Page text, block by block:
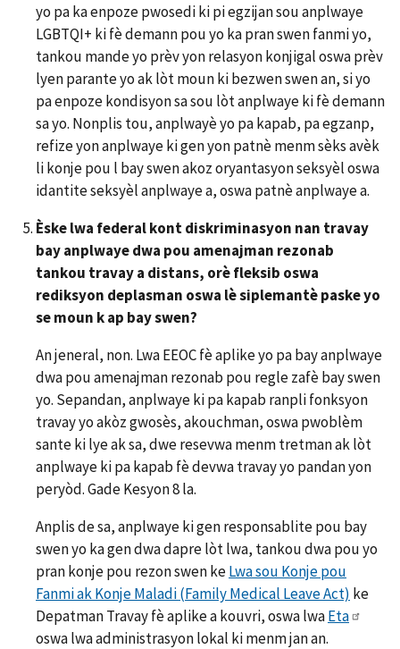
yo pa ka enpoze pwosedi ki pi egzijan sou anplwaye
LGBTQI+ ki fè demann pou yo ka pran swen fanmi yo,
tankou mande yo prèv yon relasyon konjigal oswa prèv
lyen parante yo ak lòt moun ki bezwen swen an, si yo
pa enpoze kondisyon sa sou lòt anplwaye ki fè demann
sa yo. Nonplis tou, anplwayè yo pa kapab, pa egzanp,
refize yon anplwaye ki gen yon patnè menm sèks avèk
li konje pou l bay swen akoz oryantasyon seksyèl oswa
idantite seksyèl anplwaye a, oswa patnè anplwaye a.
Èske lwa federal kont diskriminasyon nan travay
bay anplwaye dwa pou amenajman rezonab
tankou travay a distans, orè fleksib oswa
rediksyon deplasman oswa lè siplemantè paske yo
se moun k ap bay swen?
An jeneral, non. Lwa EEOC fè aplike yo pa bay anplwaye
dwa pou amenajman rezonab pou regle zafè bay swen
yo. Sepandan, anplwaye ki pa kapab ranpli fonksyon
travay yo akòz gwosès, akouchman, oswa pwoblèm
sante ki lye ak sa, dwe resevwa menm tretman ak lòt
anplwaye ki pa kapab fè devwa travay yo pandan yon
peryòd. Gade Kesyon 8 la.
Anplis de sa, anplwaye ki gen responsablite pou bay
swen yo ka gen dwa dapre lòt lwa, tankou dwa pou yo
pran konje pou rezon swen keLwa sou Konje pou
Fanmi ak Konje Maladi (Family Medical Leave Act) ke
Depatman Travay fè aplike a kouvri, oswa lwaEta
oswa lwa administrasyon lokal ki menm jan an.